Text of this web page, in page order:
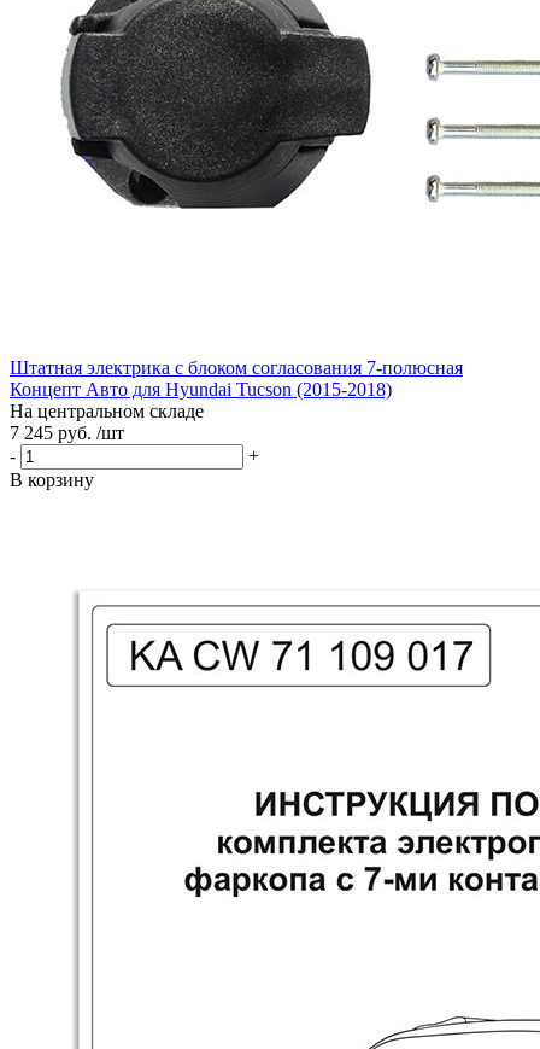
Штатная электрика с блоком согласования 7-полюсная
Концепт Авто для Hyundai Tucson (2015-2018)
На центральном складе
7 245 руб. /шт
-
+
В корзину